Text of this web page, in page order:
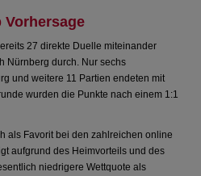
Vorhersage
27 direkte Duelle miteinander
Nürnberg durch. Nur sechs
und weitere 11 Partien endeten mit
wurden die Punkte nach einem 1:1
als Favorit bei den zahlreichen online
aufgrund des Heimvorteils und des
niedrigere Wettquote als